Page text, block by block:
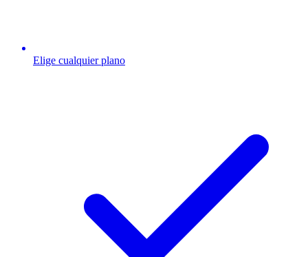
Elige cualquier plano